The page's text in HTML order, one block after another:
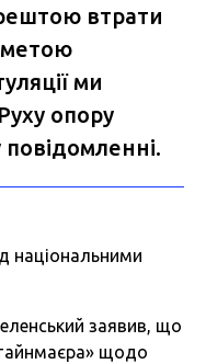
втрати
метою
ми
опору
повідомленні.
національними
заявив, що
щодо